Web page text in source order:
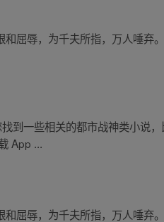
屈辱，为千夫所指，万人唾弃
到一些相关的都市战神类小说
App ...
屈辱，为千夫所指，万人唾弃